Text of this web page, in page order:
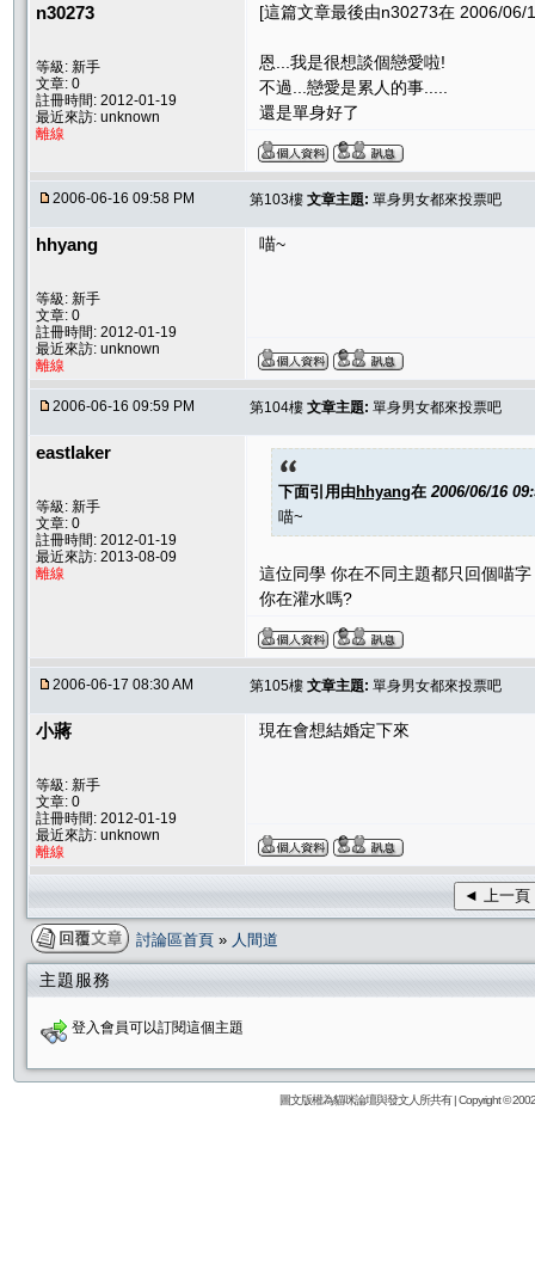
n30273
等級: 新手
文章: 0
註冊時間: 2012-01-19
最近來訪: unknown
離線
[這篇文章最後由n30273在 2006/06/
恩...我是很想談個戀愛啦!
不過...戀愛是累人的事.....
還是單身好了
2006-06-16 09:58 PM 第103樓 文章主題: 單身男女都來投票吧
hhyang
等級: 新手
文章: 0
註冊時間: 2012-01-19
最近來訪: unknown
離線
喵~
2006-06-16 09:59 PM 第104樓 文章主題: 單身男女都來投票吧
eastlaker
等級: 新手
文章: 0
註冊時間: 2012-01-19
最近來訪: 2013-08-09
離線
下面引用由hhyang在 2006/06/16
喵~
這位同學 你在不同主題都只回個喵字
你在灌水嗎?
2006-06-17 08:30 AM 第105樓 文章主題: 單身男女都來投票吧
小蔣
等級: 新手
文章: 0
註冊時間: 2012-01-19
最近來訪: unknown
離線
現在會想結婚定下來
◄ 上一頁
討論區首頁 » 人間道
主題服務
登入會員可以訂閱這個主題
圖文版權為貓咪論壇與發文人所共有 | Copyright ©